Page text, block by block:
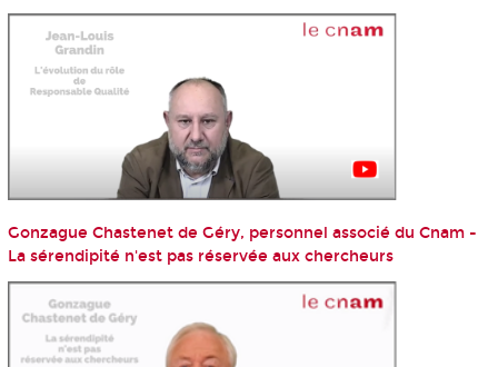
Gonzague Chastenet de Géry, personnel associé du Cnam -
La sérendipité n'est pas réservée aux chercheurs